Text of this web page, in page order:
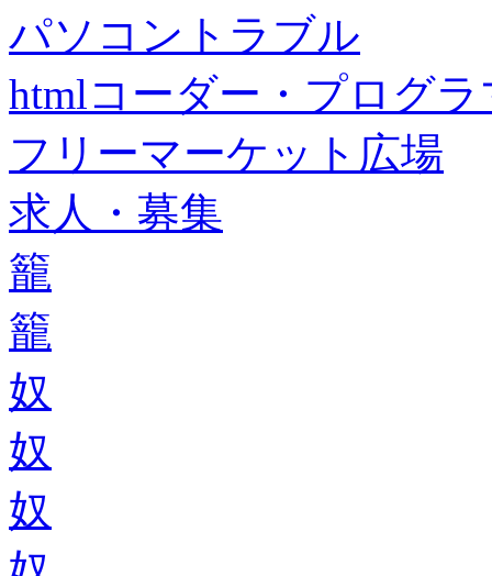
パソコントラブル
htmlコーダー・プログラ
フリーマーケット広場
求人・募集
籠
籠
奴
奴
奴